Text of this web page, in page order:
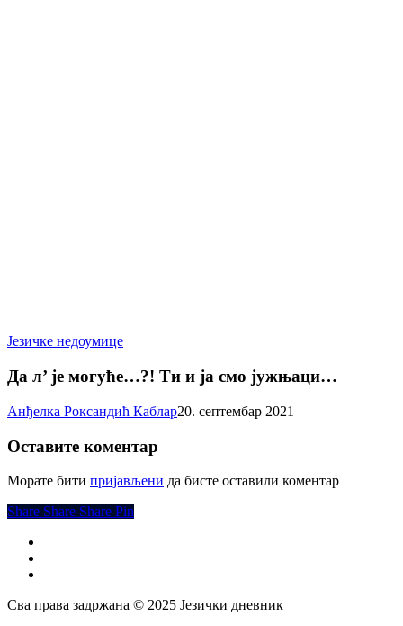
Језичке недоумицеДа
је
Ти
и
смо
Да л’ је могуће…?! Ти и ја смо јужњаци…
Анђелка Роксандић Каблар20. септембар 2021
Оставите коментар
Морате бити пријављени да бисте оставили коментар
Share
Share Share Share Pin
Сва права задржана © 2025 Језички дневник